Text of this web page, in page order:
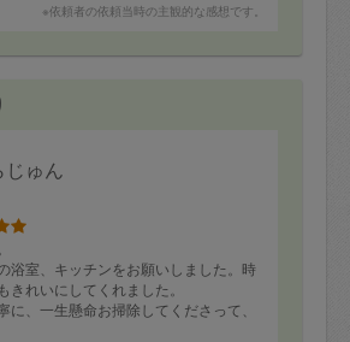
やり残し等を見抜けていません。完璧
い、棚の中などへ埃取りをあてていた
られていると感じました。
籍等タイミングを逃さず、床掃除など
たので、
く、快適に仕事を続けれました。
確で、実施した掃除箇所・切れた洗
うがいい道具など、
だけました。
願いいたします。
※依頼者の依頼当時の主観的な感想です。
じゅん
浴室、キッチンをお願いしました。時
きれいにしてくれました。
に、一生懸命お掃除してくださって、
りました。